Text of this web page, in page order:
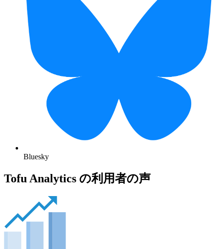
Bluesky
Tofu Analytics の利用者の声